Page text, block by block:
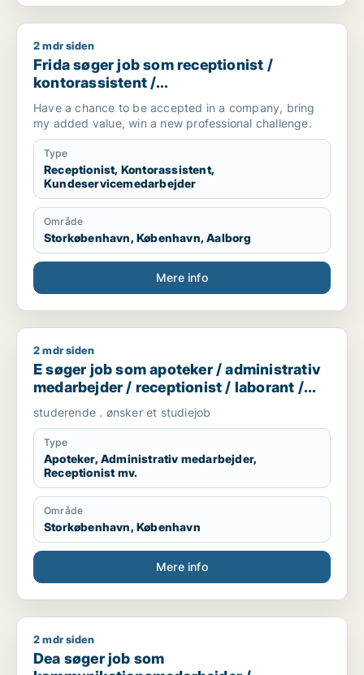
Frida søger job som receptionist / kontorassistent /
2 mdr siden
Frida søger job som receptionist /
kontorassistent /
kundeservicemedarbejder
Have a chance to be accepted in a company, bring
my added value, win a new professional challenge.
Type
Receptionist, Kontorassistent,
Kundeservicemedarbejder
Område
Storkøbenhavn, København, Aalborg
Mere info
E søger job som apoteker / administrativ medarbejder /
2 mdr siden
E søger job som apoteker / administrativ
medarbejder / receptionist / laborant /
bioanalytiker
studerende . ønsker et studiejob
Type
Apoteker, Administrativ medarbejder,
Receptionist mv.
Område
Storkøbenhavn, København
Mere info
Dea søger job som kommunikationsmedarbejder /
2 mdr siden
Dea søger job som